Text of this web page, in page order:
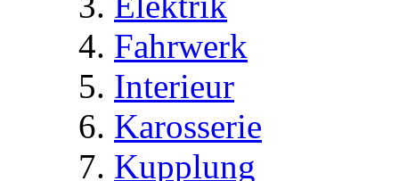
Fahrwerk
Interieur
Karosserie
Kupplung